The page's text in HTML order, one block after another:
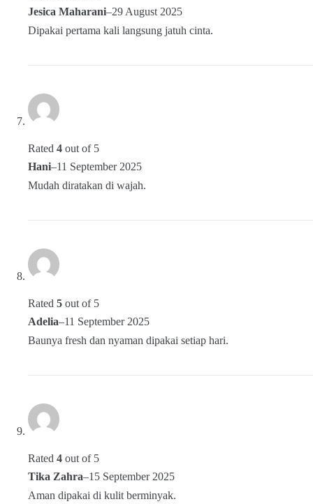
Jesica Maharani–29 August 2025
Dipakai pertama kali langsung jatuh cinta.
Rated 4 out of 5
Hani–11 September 2025
Mudah diratakan di wajah.
Rated 5 out of 5
Adelia–11 September 2025
Baunya fresh dan nyaman dipakai setiap hari.
Rated 4 out of 5
Tika Zahra–15 September 2025
Aman dipakai di kulit berminyak.